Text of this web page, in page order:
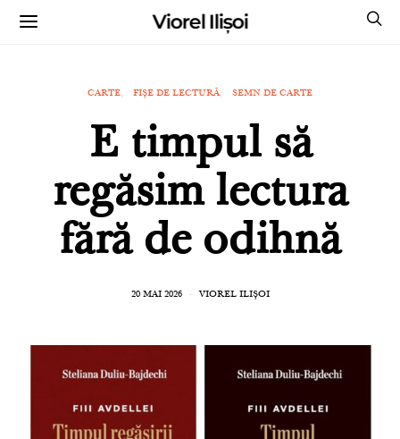
Viorel Ilișoi
CARTE FIȘE DE LECTURĂ SEMN DE CARTE
E timpul să
regăsim lectura
fără de odihnă
20 MAI 2026 VIOREL ILIȘOI
CUMPĂRĂ CĂRȚILE MELE CU AUTOGRAF